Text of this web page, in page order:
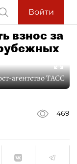
Войти
взнос за
агентство ТАСС
469